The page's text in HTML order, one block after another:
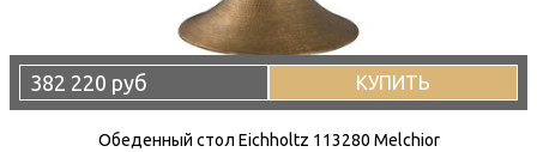
382 220 руб КУПИТЬ
Обеденный стол Eichholtz 113280 Melchior